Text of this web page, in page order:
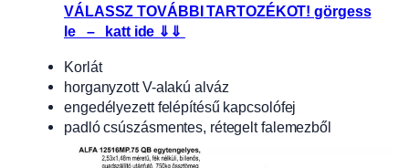
VÁLASSZ TOVÁBBI TARTOZÉKOT! görgess
le – katt ide ⇓⇓
Korlát
horganyzott V-alakú alváz
engedélyezett felépítésű kapcsolófej
padló csúszásmentes, rétegelt falemezből